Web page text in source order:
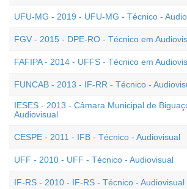
UFU-MG - 2019 - UFU-MG - Técnico -
FGV - 2015 - DPE-RO - Técnico em
FAFIPA - 2014 - UFFS - Técnico em
FUNCAB - 2013 - IF-RR - Técnico -
IESES - 2013 - Câmara Municipal de
Audiovisual
CESPE - 2011 - IFB - Técnico - Audiovisual
UFF - 2010 - UFF - Técnico - Audiovisual
IF-RS - 2010 - IF-RS - Técnico - Audiovisual